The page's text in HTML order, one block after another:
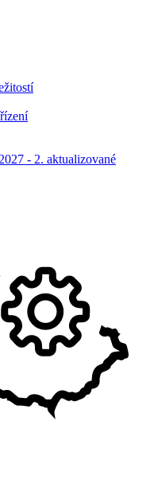
- 2. aktualizované